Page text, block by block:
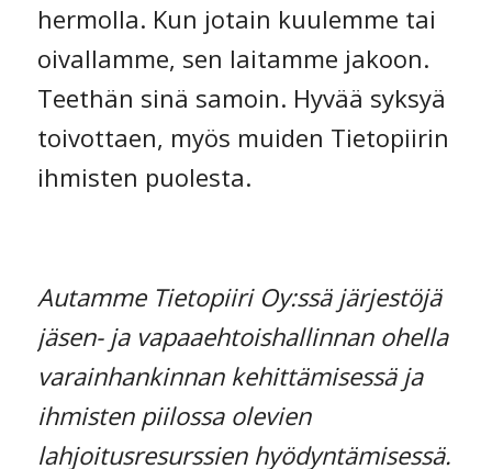
hermolla. Kun jotain kuulemme tai
oivallamme, sen laitamme jakoon.
Teethän sinä samoin. Hyvää syksyä
toivottaen, myös muiden Tietopiirin
ihmisten puolesta.
Autamme Tietopiiri Oy:ssä järjestöjä
jäsen- ja vapaaehtoishallinnan ohella
varainhankinnan kehittämisessä ja
ihmisten piilossa olevien
lahjoitusresurssien hyödyntämisessä.